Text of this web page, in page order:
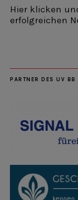
Hier klicken
erfolgreichen
PARTNER DES UV BB